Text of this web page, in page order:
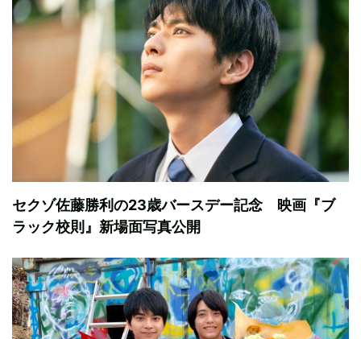
セクゾ佐藤勝利の23歳バースデー記念 映画『ブ
ラック校則』新場面写真公開